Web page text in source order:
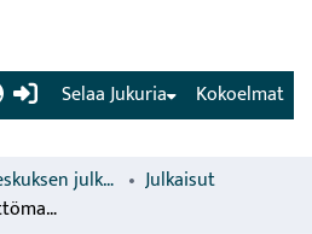
(current) Kokoelmat
Selaa Jukuria
Luonnonvarakeskuksen julkaisut
Julkaisut
Alkuperäisrotujen käyttömahdollisuudet perinnemaiseman ylläpitäjinä